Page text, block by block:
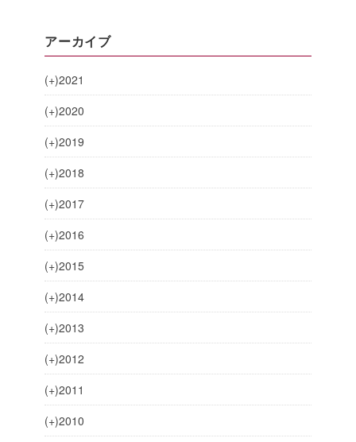
アーカイブ
(+)2021
(+)2020
(+)2019
(+)2018
(+)2017
(+)2016
(+)2015
(+)2014
(+)2013
(+)2012
(+)2011
(+)2010